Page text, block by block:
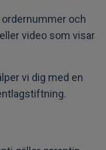
och
video som visar
vi dig med en